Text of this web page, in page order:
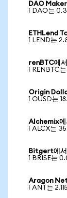
DAO
1 DAO는
ETHLend
1 LEND는
renBTC에
1 RENBTC
Origin
1 OUSD는
Alchemix
1 ALCX는
Bitgert에
1 BRISE는
Aragon
1 ANT는